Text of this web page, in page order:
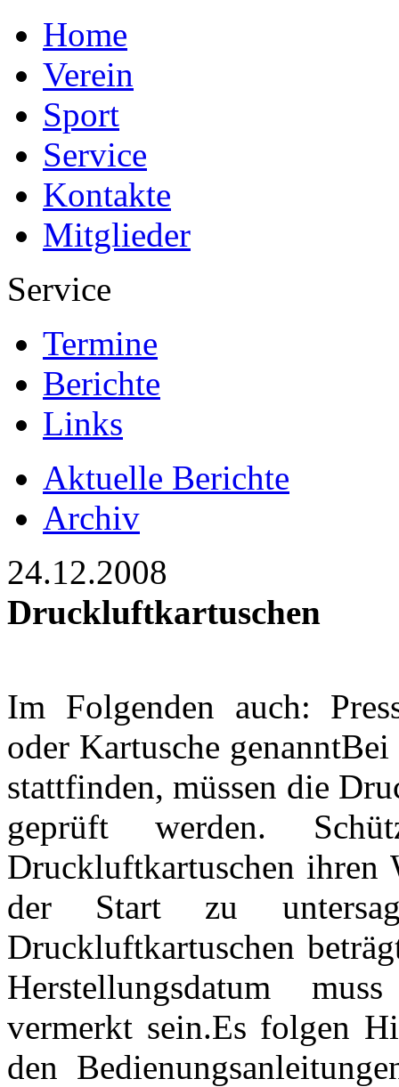
Home
Verein
Sport
Service
Kontakte
Mitglieder
Service
Termine
Berichte
Links
Aktuelle Berichte
Archiv
24.12.2008
Druckluftkartuschen
Im Folgenden auch:
oder Kartusche
stattfinden, müssen die
geprüft werden.
Druckluftkartuschen ihren
der Start zu
Druckluftkartuschen
Herstellungsdatum
vermerkt sein.Es folgen
den